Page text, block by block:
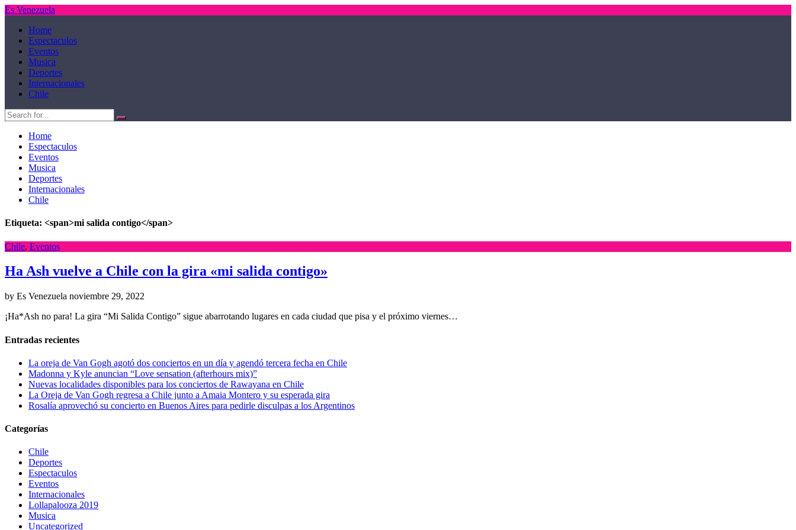
Es Venezuela
Home
Espectaculos
Eventos
Musica
Deportes
Internacionales
Chile
Home
Espectaculos
Eventos
Musica
Deportes
Internacionales
Chile
Etiqueta: <span>mi salida contigo</span>
Chile, Eventos
Ha Ash vuelve a Chile con la gira «mi salida contigo»
by Es Venezuela noviembre 29, 2022
¡Ha*Ash no para! La gira “Mi Salida Contigo” sigue abarrotando lugares en cada ciudad que pisa y el próximo viernes…
Entradas recientes
La oreja de Van Gogh agotó dos conciertos en un día y agendó tercera fecha en Chile
Madonna y Kyle anuncian “Love sensation (afterhours mix)”
Nuevas localidades disponibles para los conciertos de Rawayana en Chile
La Oreja de Van Gogh regresa a Chile junto a Amaia Montero y su esperada gira
Rosalía aprovechó su concierto en Buenos Aires para pedirle disculpas a los Argentinos
Categorías
Chile
Deportes
Espectaculos
Eventos
Internacionales
Lollapalooza 2019
Musica
Uncategorized